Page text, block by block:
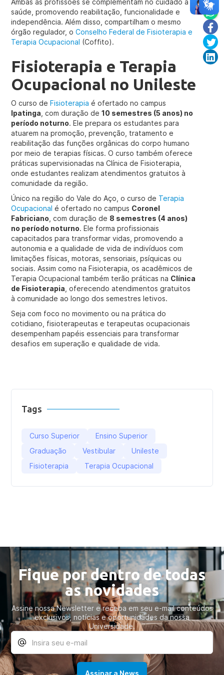
Ambas as profissões se complementam no cuidado à
saúde, promovendo reabilitação, funcionalidade e
independência. Além disso, compartilham o mesmo
órgão regulador, oConselho Federal de Fisioterapia e
Terapia Ocupacional (Coffito).
Fisioterapia e Terapia
Ocupacional no Unileste
O curso deFisioterapia é ofertado no campus
Ipatinga , com duração de10 semestres (5 anos) no
período noturno. Ele prepara os estudantes para
atuarem na promoção, prevenção, tratamento e
reabilitação das funções orgânicas do corpo humano
por meio de terapias físicas. O curso também oferece
práticas supervisionadas na Clínica de Fisioterapia,
onde estudantes realizam atendimentos gratuitos à
comunidade da região.
Único na região do Vale do Aço, o curso de Terapia
Ocupacional é ofertado no campus Coronel
Fabriciano , com duração de 8 semestres (4 anos)
no período noturno. Ele forma profissionais
capacitados para transformar vidas, promovendo a
autonomia e a qualidade de vida de indivíduos com
limitações físicas, motoras, sensoriais, psíquicas ou
sociais. Assim como na Fisioterapia, os acadêmicos de
Terapia Ocupacional também terão práticas na Clínica
de Fisioterapia , oferecendo atendimentos gratuitos
à comunidade ao longo dos semestres letivos.
Seja com foco no movimento ou na prática do
cotidiano, fisioterapeutas e terapeutas ocupacionais
desempenham papéis essenciais para transformar
desafios em superação e qualidade de vida.
Tags
Curso Superior
Ensino Superior
Graduação
Vestibular
Unileste
Fisioterapia
Terapia Ocupacional
Fique por dentro de todas
as novidades
Assine nossa Newsletter e receba em seu e-mail conteúdos
exclusivos, notícias e oportunidades da nossa
Universidade.